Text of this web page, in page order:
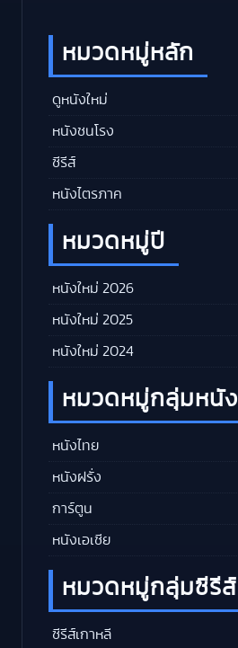
หมวดหมู่หลัก
ดูหนังใหม่
หนังชนโรง
ซีรีส์
หนังไตรภาค
หมวดหมู่ปี
หนังใหม่ 2026
หนังใหม่ 2025
หนังใหม่ 2024
หมวดหมู่กลุ่มหนัง
หนังไทย
หนังฝรั่ง
การ์ตูน
หนังเอเชีย
หมวดหมู่กลุ่มซีรีส์
ซีรีส์เกาหลี